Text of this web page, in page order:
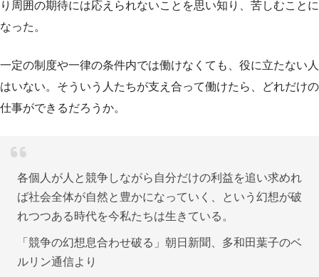
り周囲の期待には応えられないことを思い知り、苦しむことに
なった。
一定の制度や一律の条件内では働けなくても、役に立たない人
はいない。そういう人たちが支え合って働けたら、どれだけの
仕事ができるだろうか。
各個人が人と競争しながら自分だけの利益を追い求めれ
ば社会全体が自然と豊かになっていく、という幻想が破
れつつある時代を今私たちは生きている。
「競争の幻想息合わせ破る」朝日新聞、多和田葉子のベ
ルリン通信より